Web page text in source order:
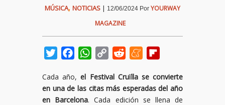
MÚSICA, NOTICIAS | 12/06/2024 Por YOURWAY
MAGAZINE
TwitterFacebookWhatsApp
Copy
Reddit Meneame
Cada año, el Festival Cruïlla se convierte
en una de las citas más esperadas del año
en Barcelona. Cada edición se llena de